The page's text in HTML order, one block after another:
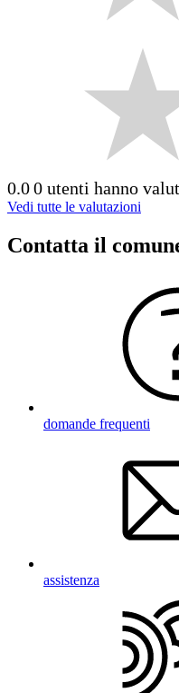
0.00 utenti hanno
Vedi tutte le valutazioni
Contatta il
domande frequenti
assistenza